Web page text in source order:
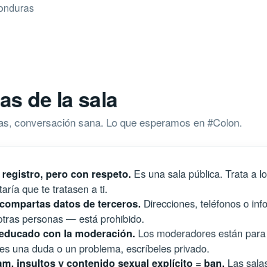
de la sala
conversación sana. Lo que esperamos en #Colon.
pero con respeto. Es una sala pública. Trata a
que te tratasen a ti.
datos de terceros. Direcciones, teléfonos o
personas — está prohibido.
con la moderación. Los moderadores están
una duda o un problema, escríbeles privado.
insultos y contenido sexual explícito = ban. Las